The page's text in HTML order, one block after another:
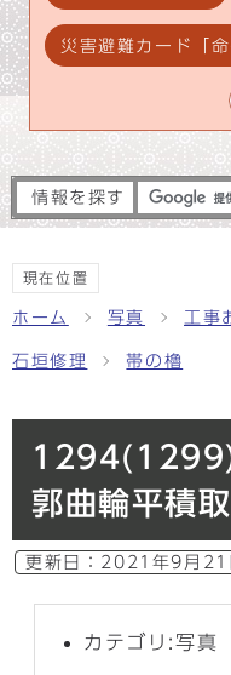
災害避難カード「
情報を探す
現在位置
ホーム 写真 工
石垣修理 帯の櫓
郭曲輪平積
更新日： 2021年9月21
カテゴリ:写真